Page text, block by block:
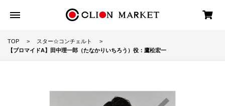
TOP
スター☆コンチェルト
【ブロマイドA】田中理一郎（たなかりいちろう）役：鷹松宏一